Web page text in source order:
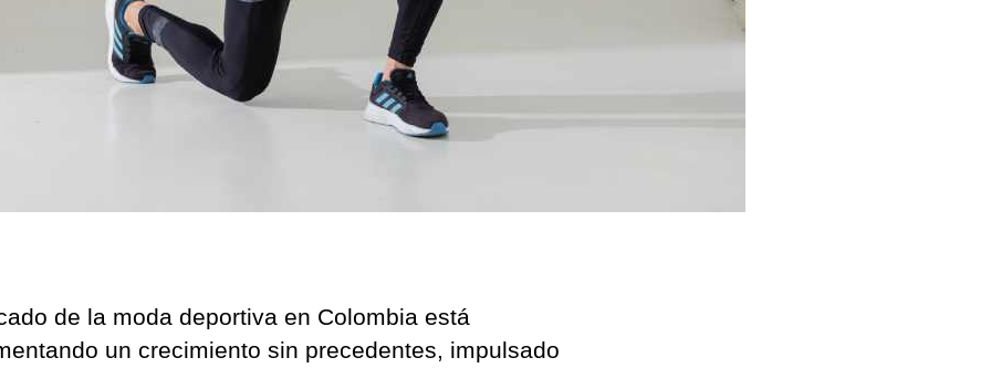
de la moda deportiva en Colombia está
un crecimiento sin precedentes, impulsado